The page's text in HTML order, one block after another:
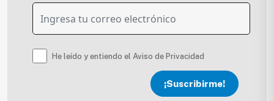
He leído y entiendo el Aviso de Privacidad
¡Suscribirme!